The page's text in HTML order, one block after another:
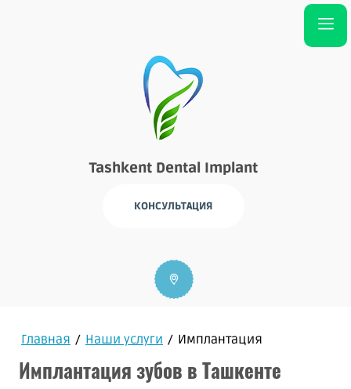
Tashkent Dental Implant
КОНСУЛЬТАЦИЯ
Главная / Наши услуги / Имплантация
Имплантация зубов в Ташкенте